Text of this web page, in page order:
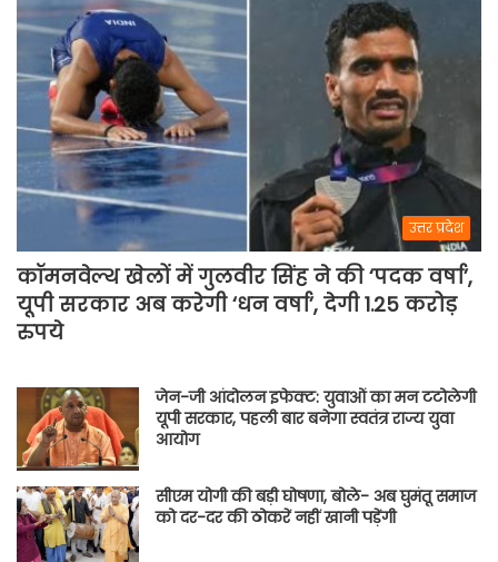
उत्तर प्रदेश
कॉमनवेल्थ खेलों में गुलवीर सिंह ने की ‘पदक वर्षा’,
यूपी सरकार अब करेगी ‘धन वर्षा’, देगी 1.25 करोड़
रुपये
जेन-जी आंदोलन इफेक्ट: युवाओं का मन टटोलेगी
यूपी सरकार, पहली बार बनेगा स्वतंत्र राज्य युवा
आयोग
सीएम योगी की बड़ी घोषणा, बोले- अब घुमंतू समाज
को दर-दर की ठोकरें नहीं खानी पड़ेंगी